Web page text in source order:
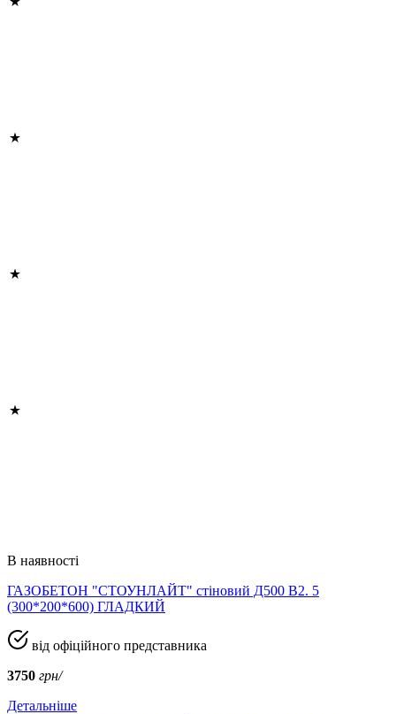
В наявності
ГАЗОБЕТОН "СТОУНЛАЙТ" стіновий Д500 В2. 5
(300*200*600) ГЛАДКИЙ
від офіційного представника
3750 грн/
Детальніше